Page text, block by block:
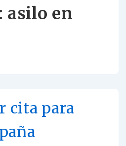
asilo en
cita para